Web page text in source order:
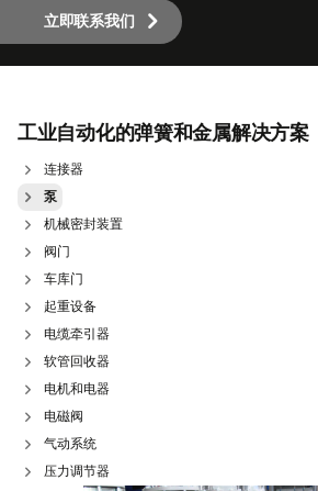
立即联系我们
工业自动化的弹簧和金属解决方案
连接器
泵
机械密封装置
阀门
车库门
起重设备
电缆牵引器
软管回收器
电机和电器
电磁阀
气动系统
压力调节器